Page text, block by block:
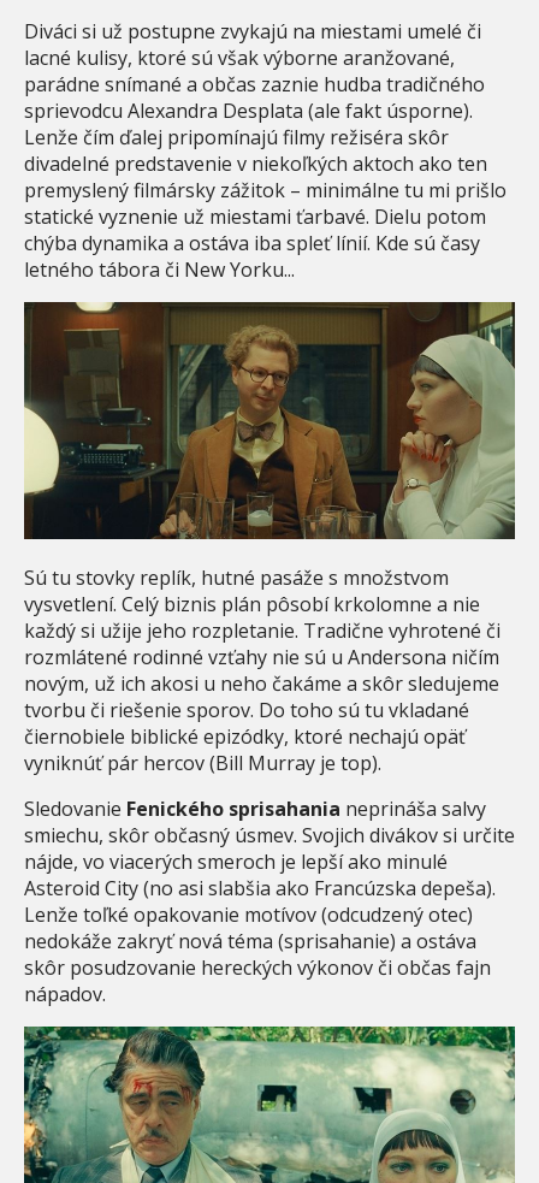
Diváci si už postupne zvykajú na miestami umelé či
lacné kulisy, ktoré sú však výborne aranžované,
parádne snímané a občas zaznie hudba tradičného
sprievodcu Alexandra Desplata (ale fakt úsporne).
Lenže čím ďalej pripomínajú filmy režiséra skôr
divadelné predstavenie v niekoľkých aktoch ako ten
premyslený filmársky zážitok – minimálne tu mi prišlo
statické vyznenie už miestami ťarbavé. Dielu potom
chýba dynamika a ostáva iba spleť línií. Kde sú časy
letného tábora či New Yorku...
Sú tu stovky replík, hutné pasáže s množstvom
vysvetlení. Celý biznis plán pôsobí krkolomne a nie
každý si užije jeho rozpletanie. Tradične vyhrotené či
rozmlátené rodinné vzťahy nie sú u Andersona ničím
novým, už ich akosi u neho čakáme a skôr sledujeme
tvorbu či riešenie sporov. Do toho sú tu vkladané
čiernobiele biblické epizódky, ktoré nechajú opäť
vyniknúť pár hercov (Bill Murray je top).
Sledovanie Fenického sprisahania neprináša salvy
smiechu, skôr občasný úsmev. Svojich divákov si určite
nájde, vo viacerých smeroch je lepší ako minulé
Asteroid City (no asi slabšia ako Francúzska depeša).
Lenže toľké opakovanie motívov (odcudzený otec)
nedokáže zakryť nová téma (sprisahanie) a ostáva
skôr posudzovanie hereckých výkonov či občas fajn
nápadov.